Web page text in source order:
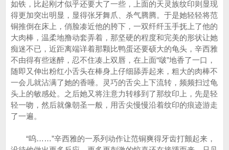
如铁，比起刚才似乎还要大了一些，上面的天灵族纹印则显现
得更加突出明显，显得张牙舞爪、杀气腾腾。于是她轻轻将范
铜推倒在床上，俏脸凑近他的胯下，一双纤纤玉手抚上了他的
大肉棒，温柔地撸动套弄着，那坚硬的程度和完美的形状让她
痴迷不已，近距离端详着那颗比鸭蛋还要硕大的龟头，辛西雅
不由得有些迷醉，忍不住凑上双唇，在上面“啵”地香了一口，
随即又伸出粉红小舌头在棒身上仔细舔弄起来，粗大的肉棒不
一会儿就沾满了她的香唾。灵巧的舌尖上下流转，频频扫过龟
头上的敏感处。之后她又将注意力转移到了那纹印上，先是轻
轻一吻，然后就像朝圣一般，用舌尖慢慢沿着纹印的痕迹游走
了一遍。
“呜……”辛西雅的一系列动作让范铜爽得牙齿打颤起来，